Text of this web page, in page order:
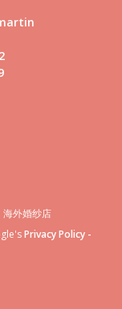
海外婚纱店
Privacy Policy-